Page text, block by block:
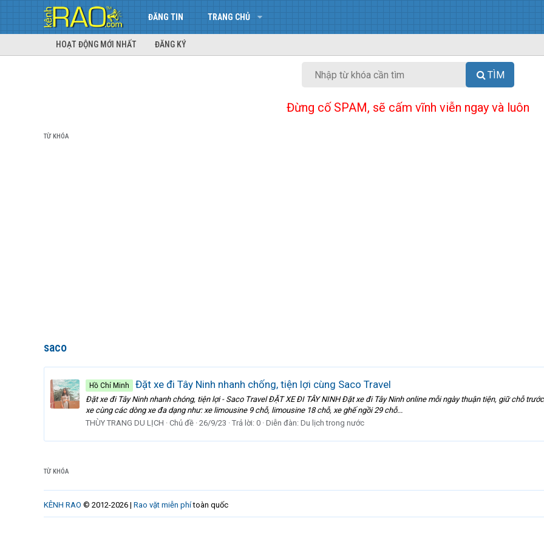
ĐĂNG TIN TRANG CHỦ
HOẠT ĐỘNG MỚI NHẤT ĐĂNG KÝ
TÌM
Đừng cố SPAM, sẽ cấm vĩnh viễn ngay và luôn
TỪ KHÓA
saco
Hồ Chí Minh Đặt xe đi Tây Ninh nhanh chống, tiện lợi cùng Saco Travel
Đặt xe đi Tây Ninh nhanh chóng, tiện lợi - Saco Travel ĐẶT XE ĐI TÂY NINH Đặt xe đi Tây Ninh online mỗi ngày thuận tiện, giữ chỗ
xe cùng các dòng xe đa dạng như: xe limousine 9 chỗ, limousine 18 chỗ, xe ghế ngồi 29 chỗ...
THÙY TRANG DU LỊCH
Chủ đề 26/9/23 Trả lời: 0 Diễn đàn: Du lịch trong nước
TỪ KHÓA
KÊNH RAO © 2012-2026 | Rao vặt miễn phítoàn quốc